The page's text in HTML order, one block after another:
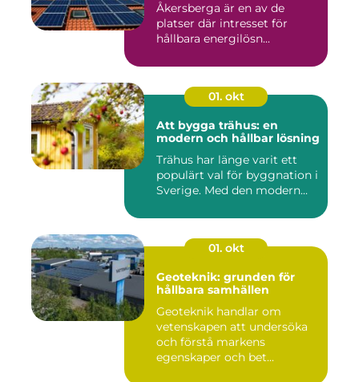
Åkersberga är en av de
platser där intresset för
hållbara energilösn...
01. okt
Att bygga trähus: en
modern och hållbar lösning
Trähus har länge varit ett
populärt val för byggnation i
Sverige. Med den modern...
01. okt
Geoteknik: grunden för
hållbara samhällen
Geoteknik handlar om
vetenskapen att undersöka
och förstå markens
egenskaper och bet...